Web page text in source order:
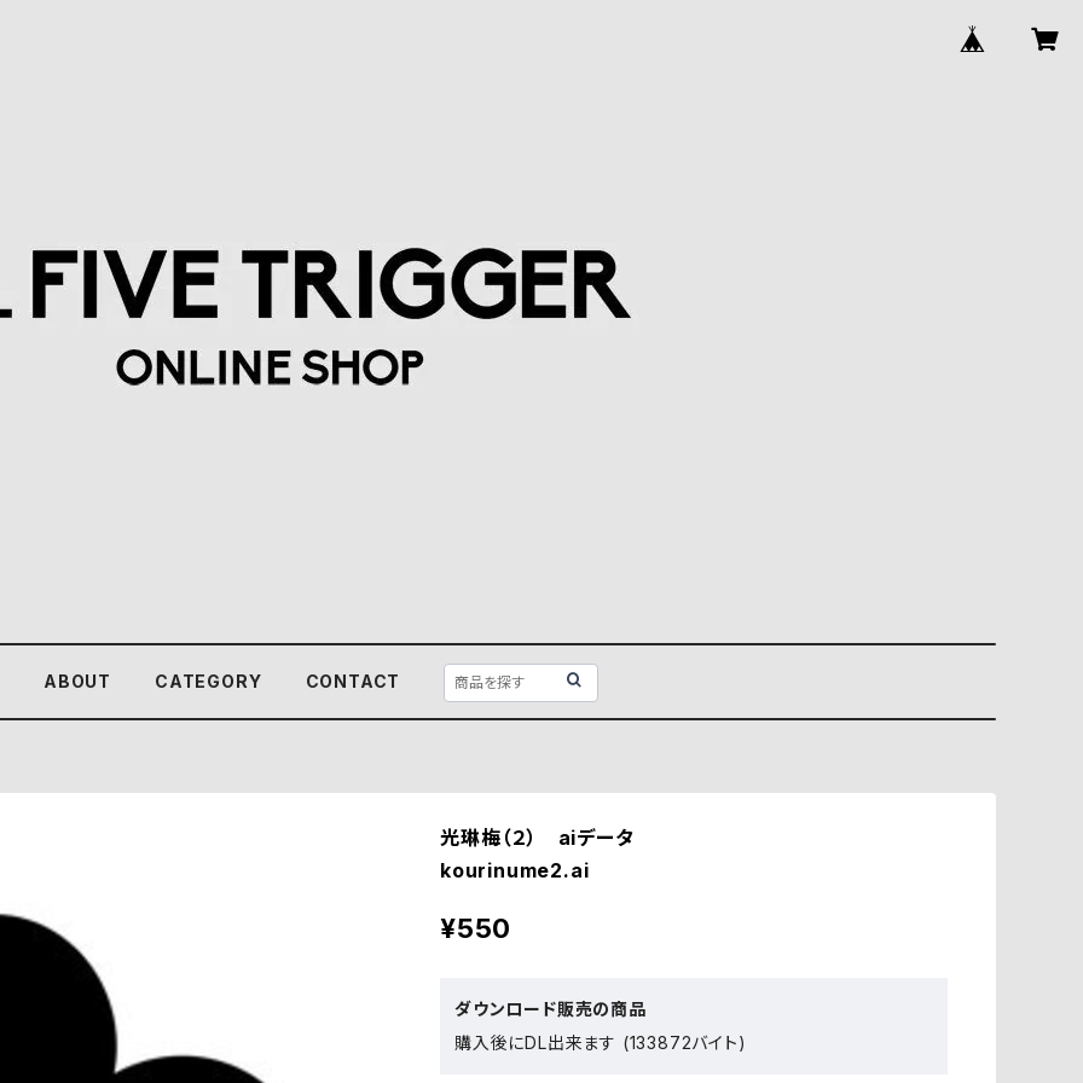
ABOUT CATEGORY CONTACT
光琳梅（２） aiデータ
kourinume2.ai
¥550
ダウンロード販売の商品
購入後にDL出来ます (133872バイト)